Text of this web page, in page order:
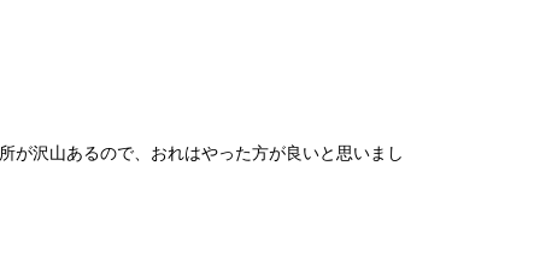
が沢山あるので、おれはやった方が良いと思いまし